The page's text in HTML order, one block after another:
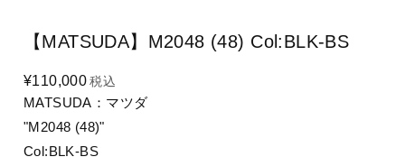
【MATSUDA】M2048 (48) Col:BLK-BS
¥110,000 税込
MATSUDA：マツダ
"M2048 (48)"
Col:BLK-BS